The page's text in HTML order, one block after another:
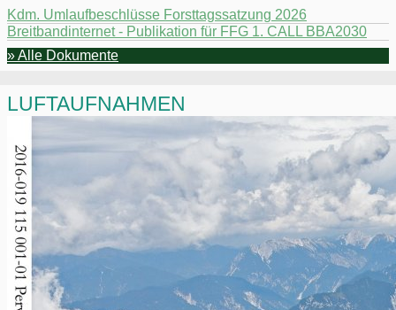
Kdm. Umlaufbeschlüsse Forsttagssatzung 2026
Breitbandinternet - Publikation für FFG 1. CALL BBA2030
» Alle Dokumente
LUFTAUFNAHMEN